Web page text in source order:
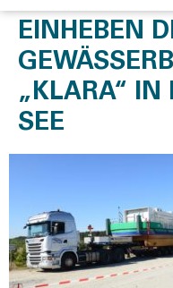
EINHEBEN
„KLARA“ IN
SEE